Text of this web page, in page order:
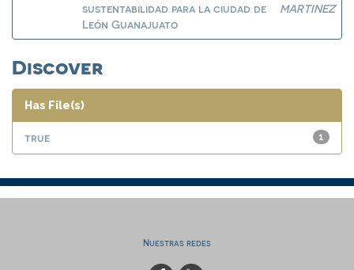
sustentabilidad para la ciudad de
León Guanajuato
MARTINEZ
Discover
Has File(s)
1
true
Nuestras redes